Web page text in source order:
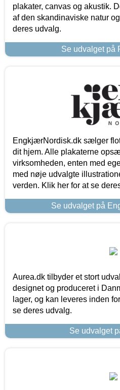
plakater, canvas og akustik.
af den skandinaviske natur
deres udvalg.
Se udvalget på
EngkjærNordisk.dk sælger
dit hjem. Alle plakaterne
virksomheden, enten med
med nøje udvalgte
verden. Klik her for at se
Se udvalget på
Aurea.dk tilbyder et stort
designet og produceret i
lager, og kan leveres inden
se deres udvalg.
Se udvalget